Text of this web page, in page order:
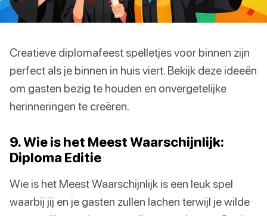
Creatieve diplomafeest spelletjes voor binnen zijn
perfect als je binnen in huis viert. Bekijk deze ideeën
om gasten bezig te houden en onvergetelijke
herinneringen te creëren.
9. Wie is het Meest Waarschijnlijk:
Diploma Editie
Wie is het Meest Waarschijnlijk is een leuk spel
waarbij jij en je gasten zullen lachen terwijl je wilde